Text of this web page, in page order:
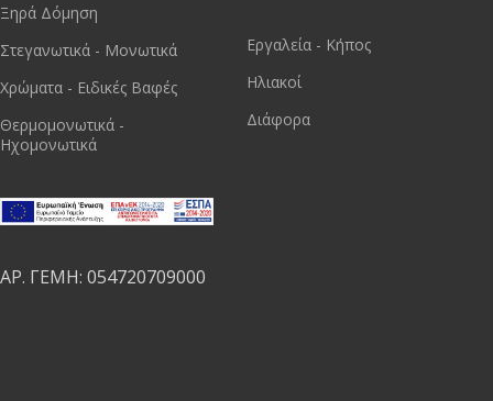
Ξηρά Δόμηση
Στεγανωτικά - Μονωτικά
Χρώματα - Ειδικές Βαφές
Θερμομονωτικά -
Ηχομονωτικά
ΑΡ. ΓΕΜΗ: 054720709000
Εργαλεία - Κήπος
Ηλιακοί
Διάφορα